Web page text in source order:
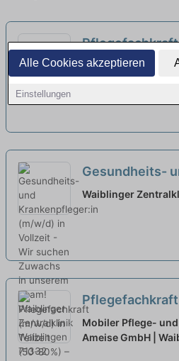
Alle Cookies akzeptieren
Einstellungen
von
Pflegewohnhaus
Gesundheits-
Vollzeit - Wir
Waiblinger
(50-80%) –
Güte! neu
Mobiler Pflege-
Ameise GmbH |